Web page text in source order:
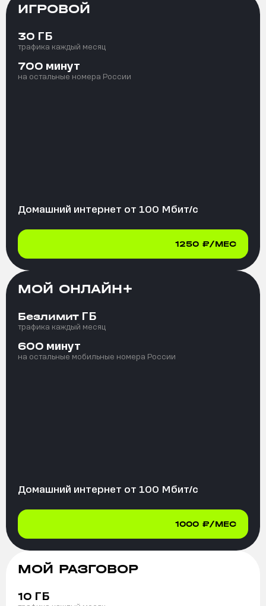
ИГРОВОЙ
30 ГБ
трафика каждый месяц
700 минут
на остальные номера России
Домашний интернет от 100 Мбит/с
1250 ₽/МЕС
МОЙ ОНЛАЙН+
Безлимит ГБ
трафика каждый месяц
600 минут
на остальные мобильные номера России
Домашний интернет от 100 Мбит/с
1000 ₽/МЕС
МОЙ РАЗГОВОР
10 ГБ